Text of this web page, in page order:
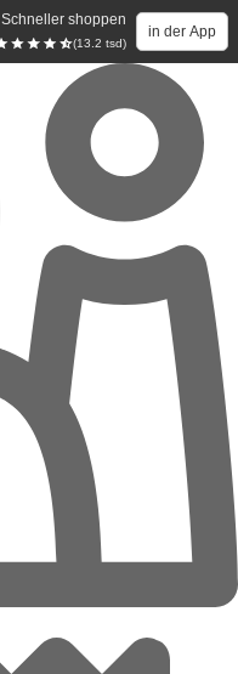
Schneller shoppen
(13.2 tsd)
in der App